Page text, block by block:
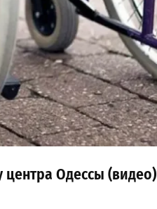
Одессы (видео)